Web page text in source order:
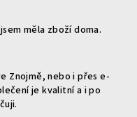
měla zboží doma.
Znojmě, nebo i přes e-
je kvalitní a i po